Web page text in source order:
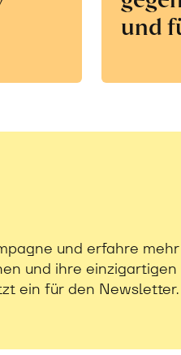
und
und erfahre mehr
und ihre einzigartigen
ein für den Newsletter.